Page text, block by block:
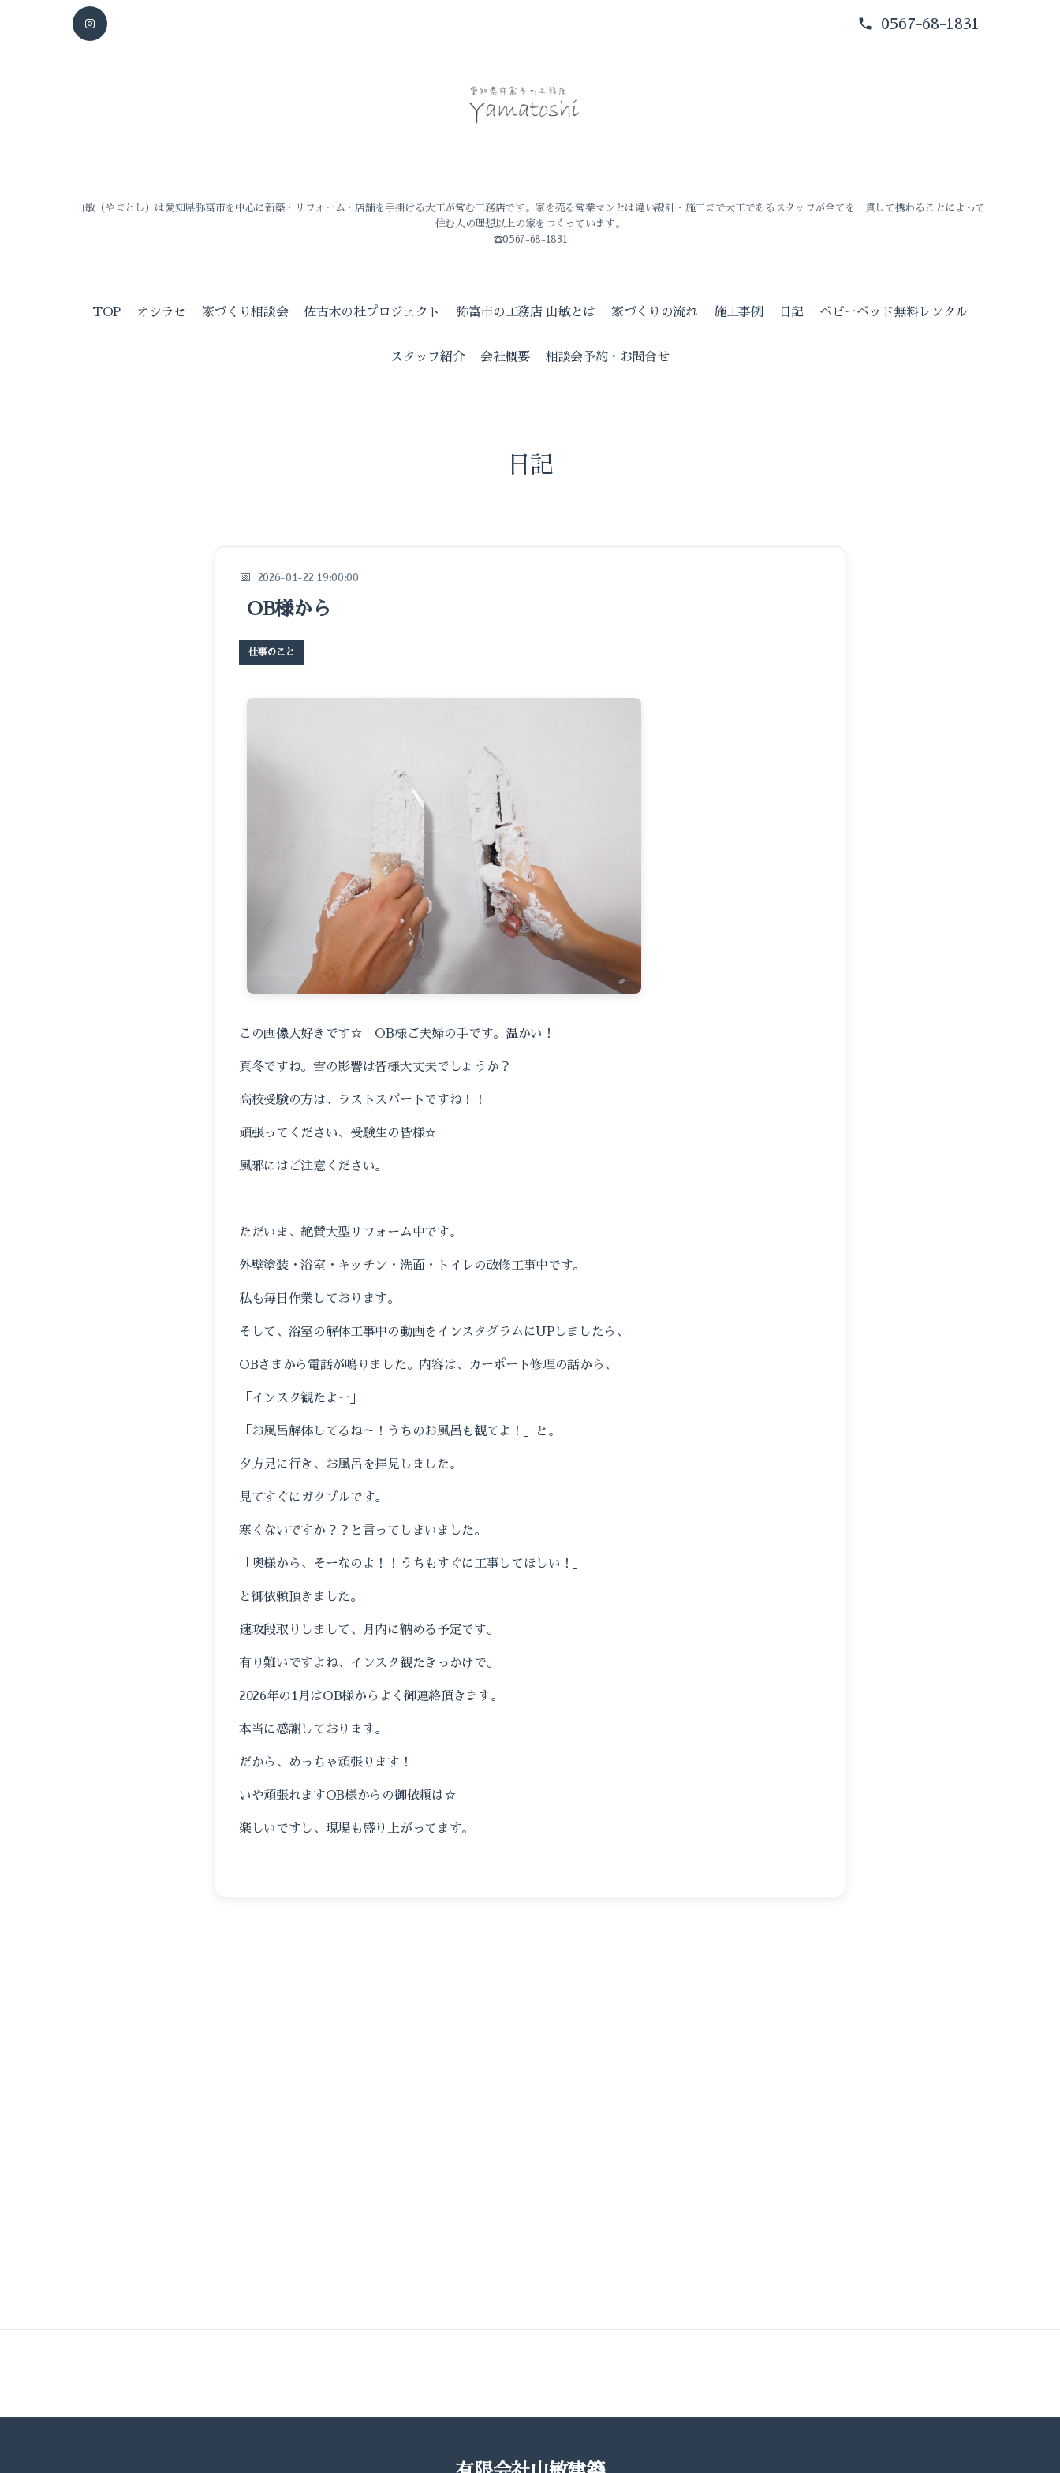
0567-68-1831
山敏（やまとし）は愛知県弥富市を中心に新築・リフォーム・店舗を手掛ける大工が営む工務店です。家を売る営業マンとは違い設計・施工まで大工であるスタッフが全てを一貫して携わることによって
住む人の理想以上の家をつくっています。
☎0567-68-1831
TOP オシラセ 家づくり相談会 佐古木の杜プロジェクト 弥富市の工務店 山敏とは 家づくりの流れ 施工事例 日記 ベビーベッド無料レンタル
スタッフ紹介 会社概要 相談会予約・お問合せ
日記
2026-01-22 19:00:00
OB様から
仕事のこと
この画像大好きです☆ OB様ご夫婦の手です。温かい！
真冬ですね。雪の影響は皆様大丈夫でしょうか？
高校受験の方は、ラストスパートですね！！
頑張ってください、受験生の皆様☆
風邪にはご注意ください。
ただいま、絶賛大型リフォーム中です。
外壁塗装・浴室・キッチン・洗面・トイレの改修工事中です。
私も毎日作業しております。
そして、浴室の解体工事中の動画をインスタグラムにUPしましたら、
OBさまから電話が鳴りました。内容は、カーポート修理の話から、
「インスタ観たよー」
「お風呂解体してるね～！うちのお風呂も観てよ！」と。
夕方見に行き、お風呂を拝見しました。
見てすぐにガクブルです。
寒くないですか？？と言ってしまいました。
「奥様から、そーなのよ！！うちもすぐに工事してほしい！」
と御依頼頂きました。
速攻段取りしまして、月内に納める予定です。
有り難いですよね、インスタ観たきっかけで。
2026年の1月はOB様からよく御連絡頂きます。
本当に感謝しております。
だから、めっちゃ頑張ります！
いや頑張れますOB様からの御依頼は☆
楽しいですし、現場も盛り上がってます。